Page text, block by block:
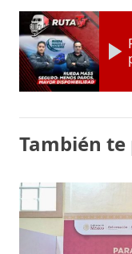
También